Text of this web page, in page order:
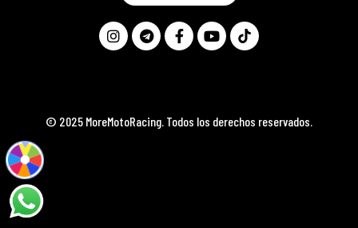
© 2025 MoreMotoRacing. Todos los derechos reservados.